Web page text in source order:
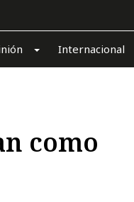
Internacional
como